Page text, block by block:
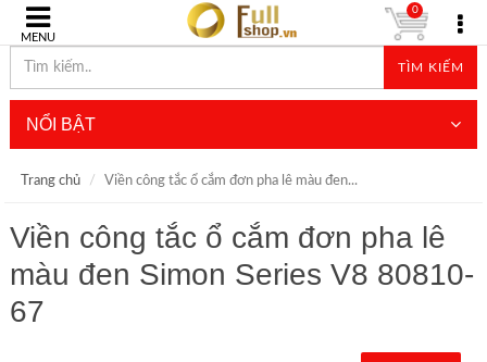
MENU
TÌM KIẾM
0
NỔI BẬT
Trang chủ Viền công tắc ổ cắm đơn pha lê màu đen...
Viền công tắc ổ cắm đơn pha lê
màu đen Simon Series V8 80810-
67